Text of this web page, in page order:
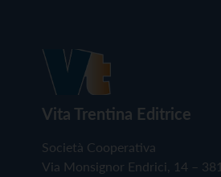
Vita Trentina Editrice
Società Cooperativa
Via Monsignor Endrici, 14 –